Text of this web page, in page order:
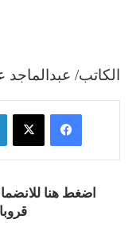
الكاتب/ عبدالماجد
فيسبوك ‫X
اضغط هنا